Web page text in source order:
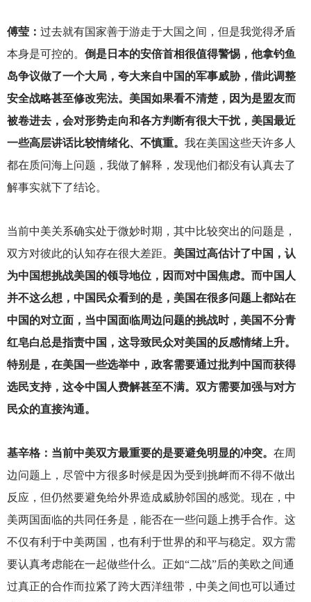
傅莹： 过去就有国家善于游走于大国之间，但是我觉得矛盾
本身是可控的。 倒是日本的安倍首相很值得警惕，他拿钓鱼
岛争议做了一个大局，夸大来自中国的军事威胁，借此调整
安全战略甚至修改宪法。美国如果看不清楚，因为是盟友而
被卷进去，会对形势走向和各方判断有很大干扰，美国最近
一些高层讲话比较情绪化、不慎重。 我在美国这些天许多人
都在质问海上问题，我做了解释，发现他们都没有认真去了
解事实就下了结论。
当前中美关系确实处于微妙时期，其中比较突出的问题是，
双方对彼此的认知存在很大差距。 美国过高估计了中国，认
为中国想挑战美国的领导地位，因而对中国焦虑。而中国人
并不这么想，中国民众看到的是，美国在很多问题上都站在
中国的对立面，当中国面临周边问题的挑战时，美国不分青
红皂白总是指责中国，这导致民众对美国的反感情绪上升。
特别是，在美国一些选举中，政客需要通过批判中国而获得
选民支持，这令中国人费解甚至不满。双方需要加强与对方
民众的直接沟通。
基辛格：当前中美双方最重要的是要避免明显的冲突。 在周
边问题上，尽管中方很多时候是因为受到挑衅而不得不做出
反应，但仍然要避免给外界造成威胁邻国的感觉。现在，中
美两国面临的共同任务是，能否在一些问题上携手合作。这
不仅有利于中美两国，也有利于世界的和平与稳定。双方需
要认真考虑能在一起做些什么。正如“二战”后的美欧之间通
过真正的合作而拉紧了跨大西洋纽带，中美之间也可以通过